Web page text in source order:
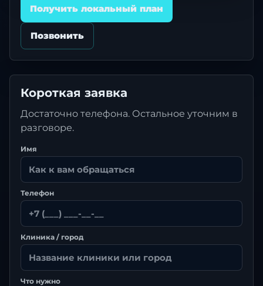
Получить локальный план
Позвонить
Короткая заявка
Достаточно телефона. Остальное уточним в
разговоре.
Имя
Телефон
Клиника / город
Что нужно